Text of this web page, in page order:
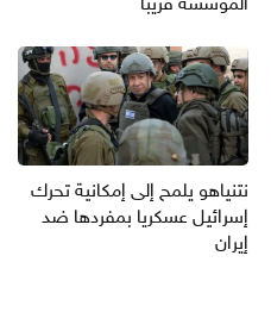
نتنياهو يلمح إلى إمكانية تحرك
إسرائيل عسكريا بمفردها ضد
إيران